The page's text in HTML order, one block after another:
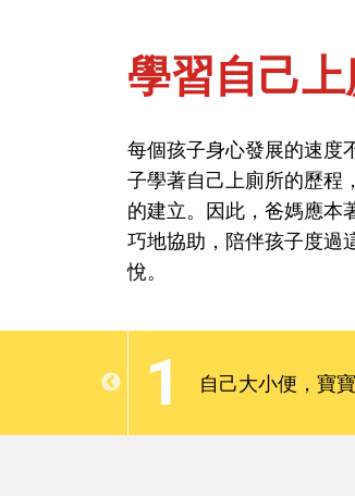
首頁 能力與學習-自
學習自己
每個孩子身心發展的速度
子學著自己上廁所的歷程
的建立。因此，爸媽應本
巧地協助，陪伴孩子度過
悅。
習變得有 1 自己大小便，寶
學習自己
子學著自己上廁所的歷程
的建立。因此，爸媽應
巧地協助，陪伴孩子度